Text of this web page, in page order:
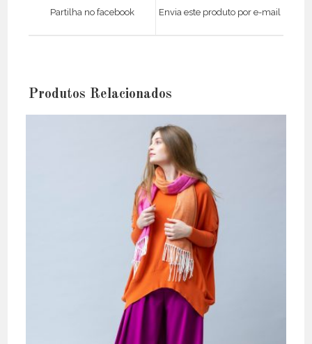
Partilha no facebook Envia este produto por e-mail
Produtos Relacionados